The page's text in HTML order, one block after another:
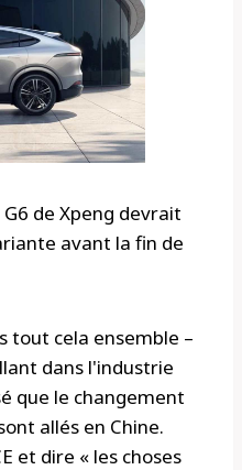
de Xpeng devrait
avant la fin de
tout cela ensemble –
dans l'industrie
que le changement
allés en Chine.
et dire « les choses